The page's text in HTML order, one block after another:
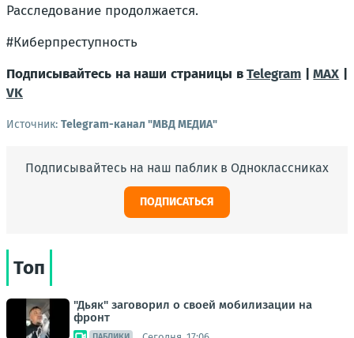
Расследование продолжается.
#Киберпреступность
Подписывайтесь на наши страницы вTelegram |MAX
VK
Источник: Telegram-канал "МВД МЕДИА"
Подписывайтесь на наш паблик в Одноклассниках
ПОДПИСАТЬСЯ
Топ
"Дьяк" заговорил о своей мобилизации на
фронт